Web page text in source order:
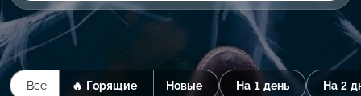
Все 🔥 Горящие Новые На 1 день На 2